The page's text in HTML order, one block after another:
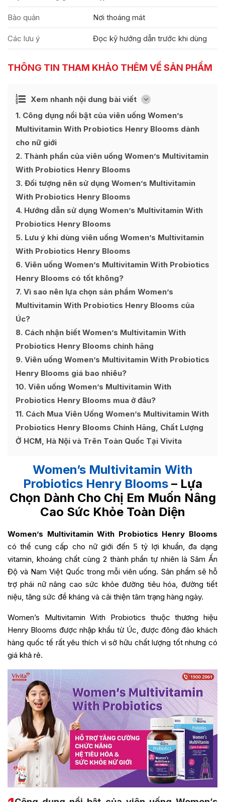
Bảo quản Nơi thoáng mát
Các lưu ý Đọc kỹ hướng dẫn trước khi dùng
THÔNG TIN THAM KHẢO THÊM VỀ SẢN PHẨM
Xem nhanh nội dung bài viết [
Ẩn
1 Công dụng nổi bật của viên uống Women’s
Multivitamin With Probiotics Henry Blooms dành
cho nữ giới
2 Thành phần của viên uống Women’s Multivitamin
With Probiotics Henry Blooms
3 Đối tượng nên sử dụng Women’s Multivitamin
With Probiotics Henry Blooms
4 Hướng dẫn sử dụng Women’s Multivitamin With
Probiotics Henry Blooms
5 Lưu ý khi dùng viên uống Women’s Multivitamin
With Probiotics Henry Blooms
6 Viên uống Women’s Multivitamin With Probiotics
Henry Blooms có tốt không?
7 Vì sao nên lựa chọn sản phẩm Women’s
Multivitamin With Probiotics Henry Blooms của
Úc?
8 Cách nhận biết Women’s Multivitamin With
Probiotics Henry Blooms chính hãng
9 Viên uống Women’s Multivitamin With Probiotics
Henry Blooms giá bao nhiêu?
10 Viên uống Women’s Multivitamin With
Probiotics Henry Blooms mua ở đâu?
11 Cách Mua Viên Uống Women’s Multivitamin With
Probiotics Henry Blooms Chính Hãng, Chất Lượng
Ở HCM, Hà Nội và Trên Toàn Quốc Tại Vivita
Women’s Multivitamin With
Probiotics Henry Blooms– Lựa
Chọn Dành Cho Chị Em Muốn Nâng
Cao Sức Khỏe Toàn Diện
Women’s Multivitamin With Probiotics Henry Blooms
có thể cung cấp cho nữ giới đến 5 tỷ lợi khuẩn, đa dạng
vitamin, khoáng chất cùng 2 thành phần tự nhiên là Sâm Ấn
Độ và Nam Việt Quốc trong mỗi viên uống. Sản phẩm sẽ hỗ
trợ phái nữ nâng cao sức khỏe đường tiêu hóa, đường tiết
niệu, tăng sức đề kháng và cải thiện tâm trạng hàng ngày.
Women’s Multivitamin With Probiotics thuộc thương hiệu
Henry Blooms được nhập khẩu từ Úc, được đông đảo khách
hàng quốc tế rất yêu thích vì sở hữu chất lượng tốt nhưng có
giá khả rẻ.